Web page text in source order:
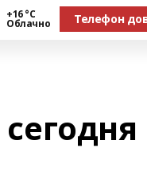
+16 °С
Облачно Телефон